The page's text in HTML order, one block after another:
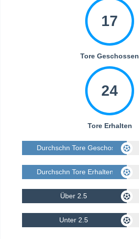
17
Tore Geschossen
24
Tore Erhalten
Durchschn Tore Geschossen
Durchschn Tore Erhalten
Über 2.5
Unter 2.5